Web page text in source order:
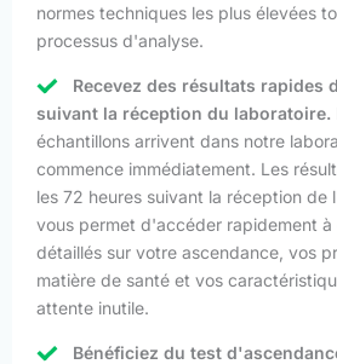
normes techniques les plus élevées
processus d'analyse.
Recevez des résultats rapides
suivant la réception du laboratoire.
échantillons arrivent dans notre
commence immédiatement. Les
les 72 heures suivant la réception de
vous permet d'accéder rapidement
détaillés sur votre ascendance, vos
matière de santé et vos
attente inutile.
Bénéficiez du test